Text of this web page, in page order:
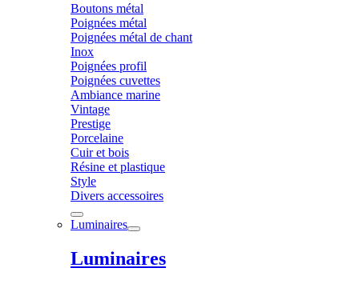
Boutons métal
Poignées métal
Poignées métal de chant
Inox
Poignées profil
Poignées cuvettes
Ambiance marine
Vintage
Prestige
Porcelaine
Cuir et bois
Résine et plastique
Style
Divers accessoires
Luminaires
Luminaires